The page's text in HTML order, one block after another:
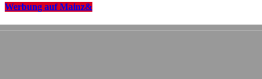
Werbung auf Mainz&